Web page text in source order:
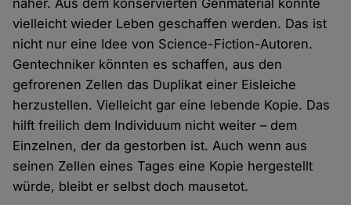
näher. Aus dem konservierten Genmaterial könnte
vielleicht wieder Leben geschaffen werden. Das ist
nicht nur eine Idee von Science-Fiction-Autoren.
Gentechniker könnten es schaffen, aus den
gefrorenen Zellen das Duplikat einer Eisleiche
herzustellen. Vielleicht gar eine lebende Kopie. Das
hilft freilich dem Individuum nicht weiter – dem
Einzelnen, der da gestorben ist. Auch wenn aus
seinen Zellen eines Tages eine Kopie hergestellt
würde, bleibt er selbst doch mausetot.